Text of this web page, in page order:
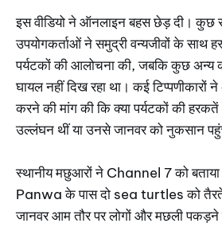
इस वीडियो ने ऑनलाइन बहस छेड़ दी। कुछ
उपयोगकर्ताओं ने समुद्री वन्यजीवों के साथ
पर्यटकों की आलोचना की, जबकि कुछ
घायल नहीं दिख रहा था। कई टिप्पणीकारों
करने की मांग की कि क्या पर्यटकों की
उल्लंघन थीं या उनसे जानवर को नुकसान
स्थानीय मछुआरों ने Channel 7 को
Panwa के पास दो sea turtles को
जानवर आम तौर पर लोगों और मछली पकड़ने